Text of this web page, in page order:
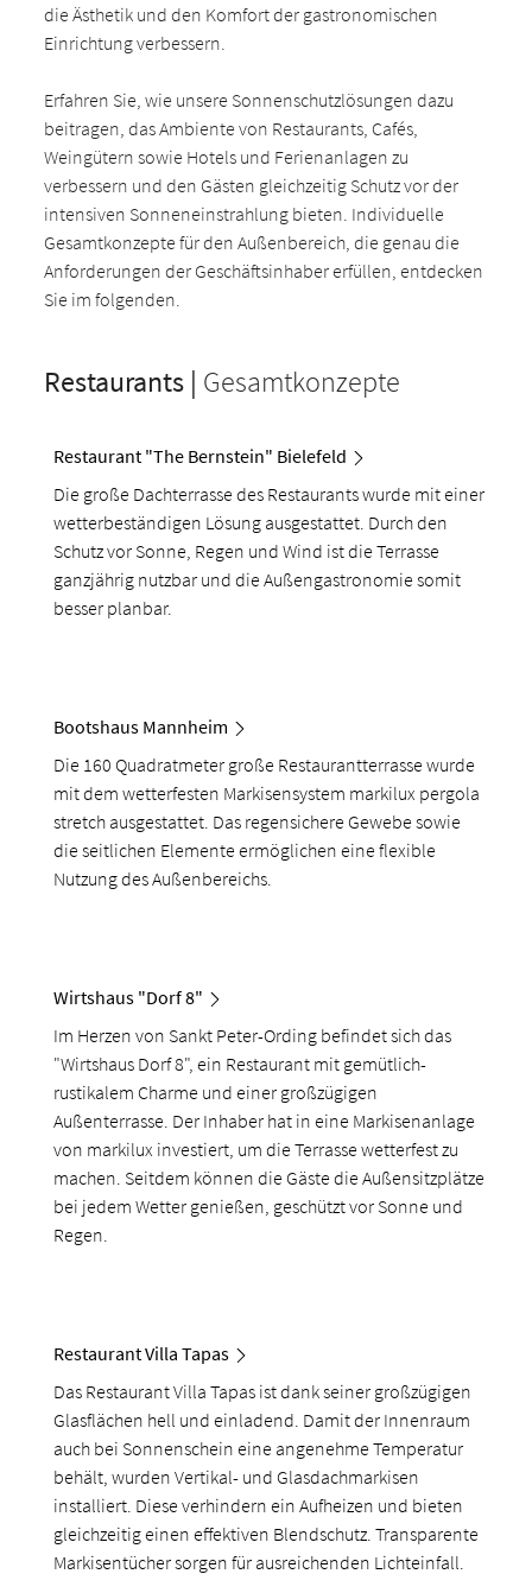
die Ästhetik und den Komfort der gastronomischen
Einrichtung verbessern.
Erfahren Sie, wie unsere Sonnenschutzlösungen dazu
beitragen, das Ambiente von Restaurants, Cafés,
Weingütern sowie Hotels und Ferienanlagen zu
verbessern und den Gästen gleichzeitig Schutz vor der
intensiven Sonneneinstrahlung bieten. Individuelle
Gesamtkonzepte für den Außenbereich, die genau die
Anforderungen der Geschäftsinhaber erfüllen, entdecken
Sie im folgenden.
Restaurants | Gesamtkonzepte
Restaurant "The Bernstein" Bielefeld
Die große Dachterrasse des Restaurants wurde mit einer
wetterbeständigen Lösung ausgestattet. Durch den
Schutz vor Sonne, Regen und Wind ist die Terrasse
ganzjährig nutzbar und die Außengastronomie somit
besser planbar.
Bootshaus Mannheim
Die 160 Quadratmeter große Restaurantterrasse wurde
mit dem wetterfesten Markisensystem markilux pergola
stretch ausgestattet. Das regensichere Gewebe sowie
die seitlichen Elemente ermöglichen eine flexible
Nutzung des Außenbereichs.
Wirtshaus "Dorf 8"
Im Herzen von Sankt Peter-Ording befindet sich das
"Wirtshaus Dorf 8", ein Restaurant mit gemütlich-
rustikalem Charme und einer großzügigen
Außenterrasse. Der Inhaber hat in eine Markisenanlage
von markilux investiert, um die Terrasse wetterfest zu
machen. Seitdem können die Gäste die Außensitzplätze
bei jedem Wetter genießen, geschützt vor Sonne und
Regen.
Restaurant Villa Tapas
Das Restaurant Villa Tapas ist dank seiner großzügigen
Glasflächen hell und einladend. Damit der Innenraum
auch bei Sonnenschein eine angenehme Temperatur
behält, wurden Vertikal- und Glasdachmarkisen
installiert. Diese verhindern ein Aufheizen und bieten
gleichzeitig einen effektiven Blendschutz. Transparente
Markisentücher sorgen für ausreichenden Lichteinfall.